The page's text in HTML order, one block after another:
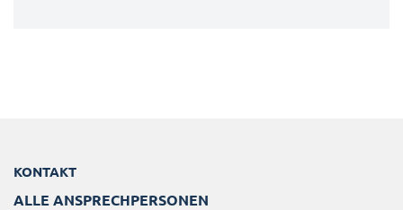
KONTAKT
ALLE ANSPRECHPERSONEN